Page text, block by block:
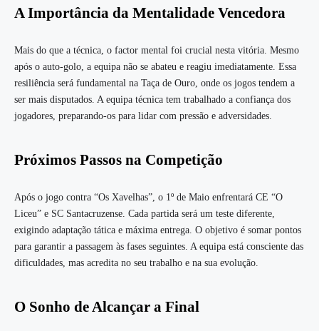
A Importância da Mentalidade Vencedora
Mais do que a técnica, o factor mental foi crucial nesta vitória. Mesmo
após o auto-golo, a equipa não se abateu e reagiu imediatamente. Essa
resiliência será fundamental na Taça de Ouro, onde os jogos tendem a
ser mais disputados. A equipa técnica tem trabalhado a confiança dos
jogadores, preparando-os para lidar com pressão e adversidades.
Próximos Passos na Competição
Após o jogo contra “Os Xavelhas”, o 1º de Maio enfrentará CE “O
Liceu” e SC Santacruzense. Cada partida será um teste diferente,
exigindo adaptação tática e máxima entrega. O objetivo é somar pontos
para garantir a passagem às fases seguintes. A equipa está consciente das
dificuldades, mas acredita no seu trabalho e na sua evolução.
O Sonho de Alcançar a Final